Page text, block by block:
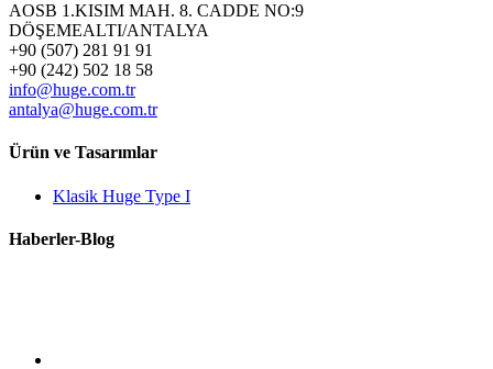
AOSB 1.KISIM MAH. 8. CADDE NO:9
DÖŞEMEALTI/ANTALYA
+90 (507) 281 91 91
+90 (242) 502 18 58
info@huge.com.tr
antalya@huge.com.tr
Ürün ve Tasarımlar
Klasik Huge Type I
Haberler-Blog